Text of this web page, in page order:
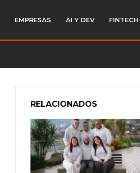
EMPRESAS AI Y DEV FINTECH
RELACIONADOS